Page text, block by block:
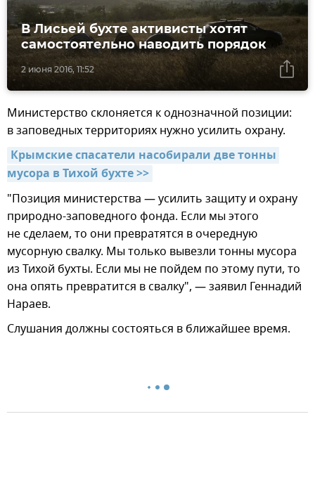
2 июня 2016, 11:52
В Лисьей бухте активисты хотят
самостоятельно наводить порядок
Министерство склоняется к однозначной позиции:
в заповедных территориях нужно усилить охрану.
Крымские спасатели насобирали две тонны
мусора в Тихой бухте >>
"Позиция министерства — усилить защиту и охрану
природно-заповедного фонда. Если мы этого
не сделаем, то они превратятся в очередную
мусорную свалку. Мы только вывезли тонны мусора
из Тихой бухты. Если мы не пойдем по этому пути, то
она опять превратится в свалку", — заявил Геннадий
Нараев.
Слушания должны состояться в ближайшее время.